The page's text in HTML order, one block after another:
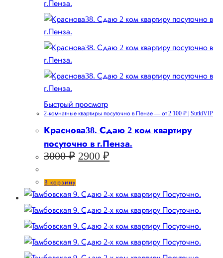
Быстрый просмотр
2-комнатные квартиры посуточно в Пензе — от 2 100 ₽ | SutkiVIP
Краснова38. Сдаю 2 ком квартиру
посуточно в г.Пенза.
3000₽ Первоначальная
3000 ₽.
2900 ₽
В корзину